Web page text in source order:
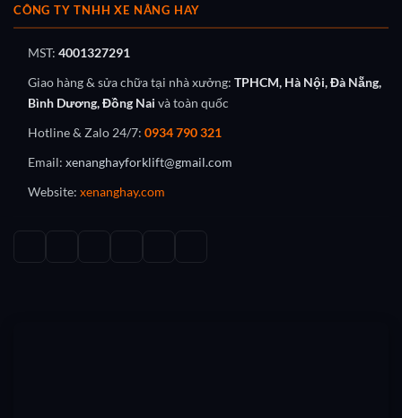
CÔNG TY TNHH XE NÂNG HAY
MST: 4001327291
Giao hàng & sửa chữa tại nhà xưởng: TPHCM, Hà Nội, Đà Nẵng,
Bình Dương, Đồng Nai và toàn quốc
Hotline & Zalo 24/7: 0934 790 321
Email: xenanghayforklift@gmail.com
Website: xenanghay.com